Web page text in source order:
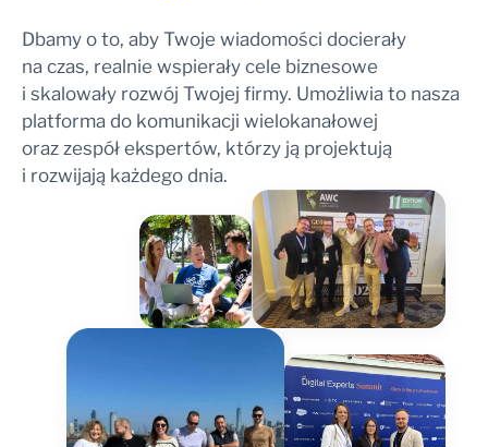
Dbamy o to, aby Twoje wiadomości docierały
na czas, realnie wspierały cele biznesowe
i skalowały rozwój Twojej firmy. Umożliwia to nasza
platforma do komunikacji wielokanałowej
oraz zespół ekspertów, którzy ją projektują
i rozwijają każdego dnia.